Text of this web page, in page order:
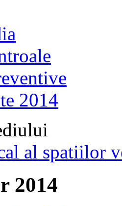
2014
al spatiilor
2014